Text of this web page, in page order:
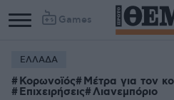
Games
ΕΛΛΑΔΑ
Κορωνοϊός Μέτρα για τον
Επιχειρήσεις Λιανεμπόριο